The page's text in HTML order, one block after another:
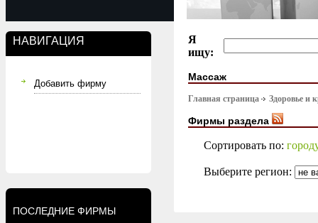
НАВИГАЦИЯ
Добавить фирму
ПОСЛЕДНИЕ ФИРМЫ
Я
ищу:
Массаж
Главная страница Здоровье и
Фирмы раздела
Сортировать по:
Выберите регион: